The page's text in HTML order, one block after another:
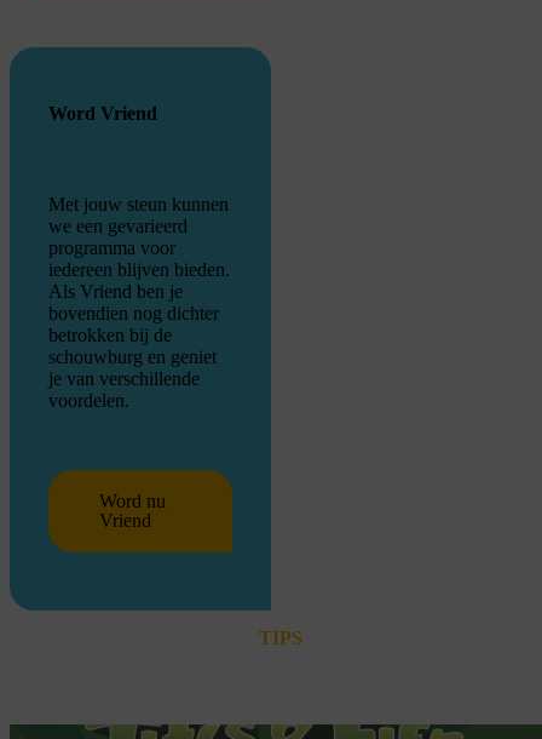
Word Vriend
Met jouw steun kunnen
we een gevarieerd
programma voor
iedereen blijven bieden.
Als Vriend ben je
bovendien nog dichter
betrokken bij de
schouwburg en geniet
je van verschillende
voordelen.
Word nu
Vriend
TIPS